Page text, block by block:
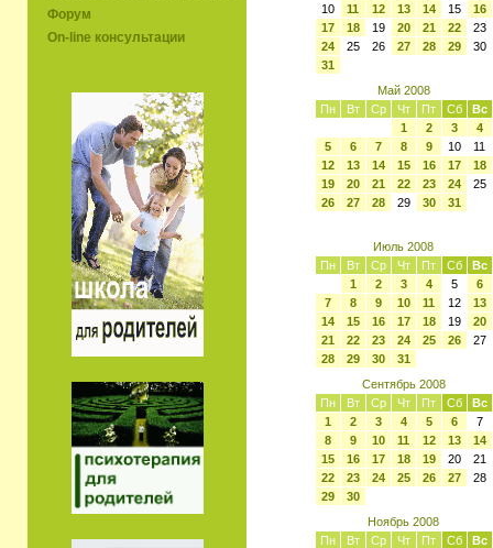
Форум
On-line консультации
10
11 12 13 14 15
16
17
18 19 20 21 22
23
24
25 26 27 28 29
30
31
Май 2008
Пн
Вт Ср Чт Пт Сб
Вс
1
2 3
4
5
6 7 8 9 10
11
12
13 14 15 16 17
18
19
20 21 22 23 24
25
26
27 28 29 30 31
Июль 2008
Пн
Вт Ср Чт Пт Сб
Вс
1
2 3 4 5
6
7
8 9 10 11 12
13
14
15 16 17 18 19
20
21
22 23 24 25 26
27
28
29 30
31
Сентябрь 2008
Пн
Вт Ср Чт Пт Сб
Вс
1
2 3 4 5 6
7
8
9 10 11 12 13
14
15
16 17 18 19 20
21
22
23 24 25 26 27
28
29
30
Ноябрь 2008
Пн
Вт Ср Чт Пт Сб
Вс